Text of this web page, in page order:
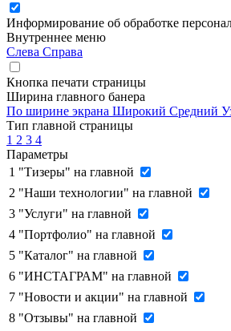
Информирование об обработке
Внутреннее меню
Слева Справа
Кнопка печати страницы
Ширина главного банера
По ширине экрана Широкий Средний
Тип главной страницы
1 2 3 4
Параметры
1 "Тизеры" на главной
2 "Наши технологии" на главной
3 "Услуги" на главной
4 "Портфолио" на главной
5 "Каталог" на главной
6 "ИНСТАГРАМ" на главной
7 "Новости и акции" на главной
8 "Отзывы" на главной